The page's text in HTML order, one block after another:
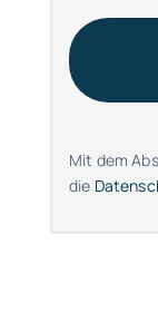
Mit dem
die